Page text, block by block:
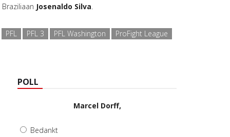
Braziliaan Josenaldo Silva.
PFL PFL 3 PFL Washington ProFight League
POLL
Marcel Dorff,
Bedankt